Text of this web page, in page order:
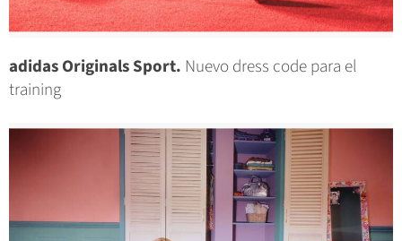
adidas Originals Sport. Nuevo dress code para el
training